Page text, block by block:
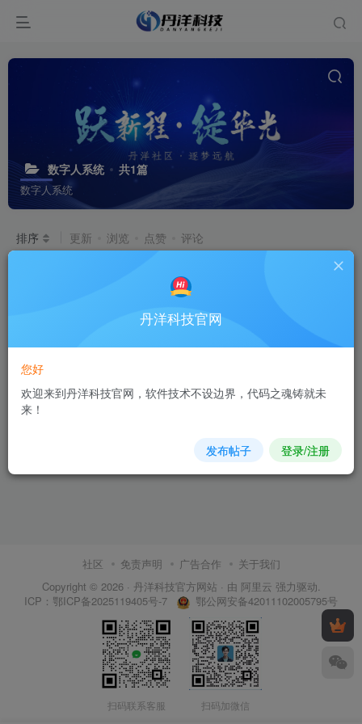
数字人系统 共1篇
数字人系统
排序 更新 浏览 点赞 评论
数字人系统
# 数字人
社区 免责声明 广告合作
关于我们
Copyright © 2026 · 丹洋科技官方网站 · 由 阿里云 强力驱动.
ICP： 鄂ICP备2025119405号-7 鄂公网安备42011102005795号
扫码联系客服 扫码加微信
丹洋科技官网
您好
欢迎来到丹洋科技官网，软件技术不设边界，代码之魂铸就未
来！
发布帖子 登录/注册